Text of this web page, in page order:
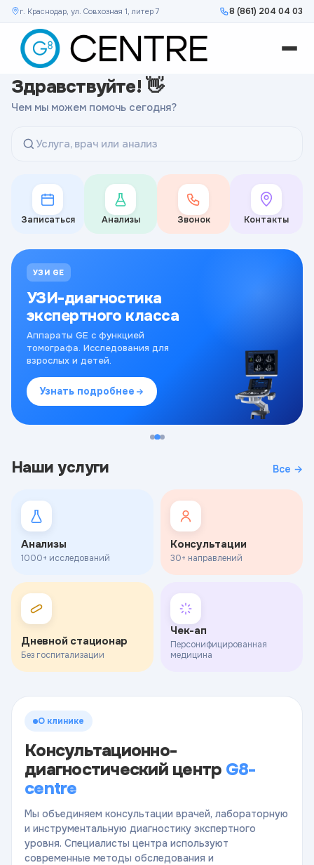
г. Краснодар, ул. Совхозная 1, литер 7 8 (861) 204 04 03
Здравствуйте! 👋
Чем мы можем помочь сегодня?
Услуга, врач или анализ
Записаться Анализы Звонок Контакты
УЗИ GE
УЗИ-диагностика
экспертного класса
Аппараты GE с функцией
томографа. Исследования для
взрослых и детей.
Узнать подробнее
Наши услуги Все →
Анализы
1000+ исследований
Консультации
30+ направлений
Дневной стационар
Без госпитализации
Чек-ап
Персонифицированная
медицина
О клинике
Консультационно-
диагностический центр G8-
centre
Мы объединяем консультации врачей, лабораторную
и инструментальную диагностику экспертного
уровня. Специалисты центра используют
современные методы обследования и